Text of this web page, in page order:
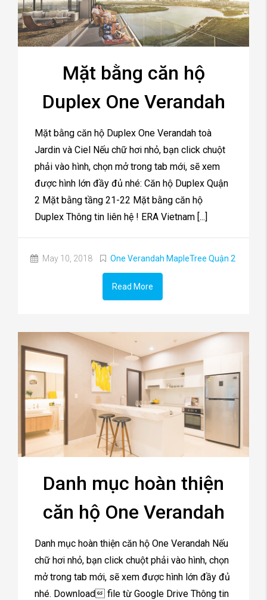
Mặt bằng căn hộ
Duplex One Verandah
Mặt bằng căn hộ Duplex One Verandah toà
Jardin và Ciel Nếu chữ hơi nhỏ, bạn click chuột
phải vào hình, chọn mở trong tab mới, sẽ xem
được hình lớn đầy đủ nhé: Căn hộ Duplex Quận
2 Mặt bằng tầng 21-22 Mặt bằng căn hộ
Duplex Thông tin liên hệ ! ERA Vietnam [...]
May 10, 2018 One Verandah MapleTree Quận 2
Read More
Danh mục hoàn thiện
căn hộ One Verandah
Danh mục hoàn thiện căn hộ One Verandah Nếu
chữ hơi nhỏ, bạn click chuột phải vào hình, chọn
mở trong tab mới, sẽ xem được hình lớn đầy đủ
nhé. Download file từ Google Drive Thông tin